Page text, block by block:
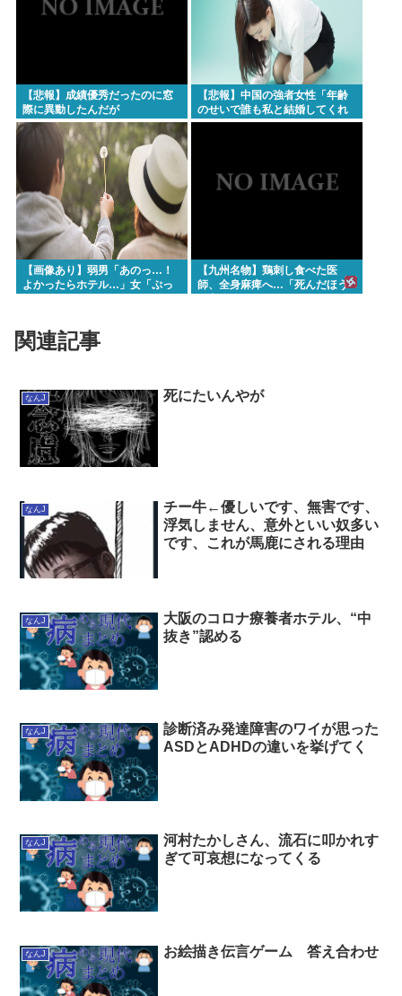
【悲報】成績優秀だったのに窓
際に異動したんだが
【悲報】中国の強者女性「年齢
のせいで誰も私と結婚してくれ
ない！！」⇒ (※画像あり)
【画像あり】弱男「あのっ…！
よかったらホテル…」女「ぷっ
【九州名物】鶏刺し食べた医
師、全身麻痺へ…「死んだほう
関連記事
なんJ 死にたいんやが
なんJ
チー牛←優しいです、無害です、
浮気しません、意外といい奴多い
です、これが馬鹿にされる理由
なんJ
大阪のコロナ療養者ホテル、“中
抜き”認める
なんJ
診断済み発達障害のワイが思った
ASDとADHDの違いを挙げてく
なんJ
河村たかしさん、流石に叩かれす
ぎて可哀想になってくる
なんJ お絵描き伝言ゲーム 答え合わせ